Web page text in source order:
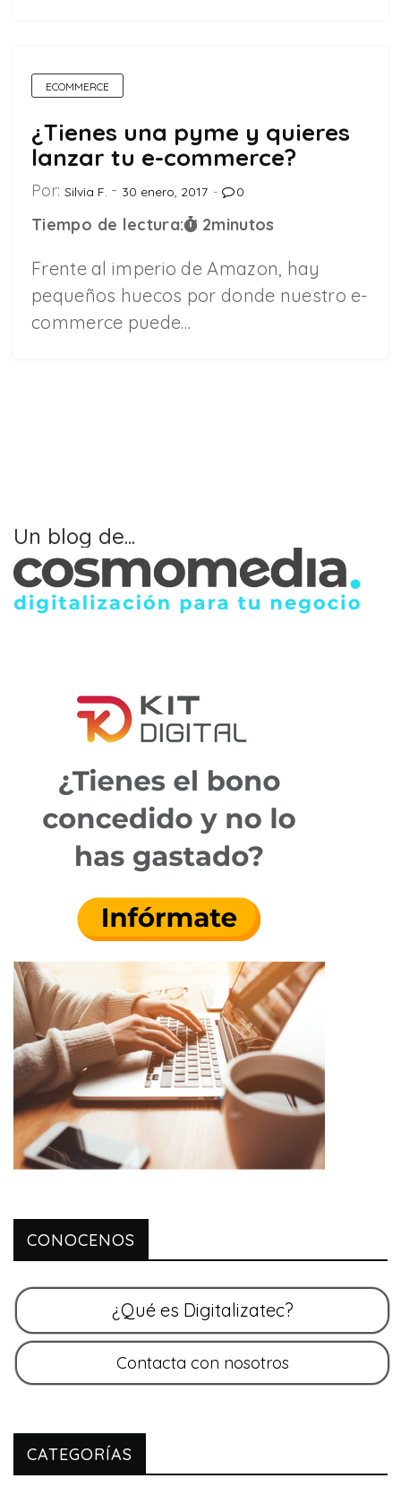
ECOMMERCE
¿Tienes una pyme y quieres
lanzar tu e-commerce?
Por: Silvia F. 30 enero, 2017 0
Tiempo de lectura: 2minutos
Frente al imperio de Amazon, hay
pequeños huecos por donde nuestro e-
commerce puede…
Un blog de...
CONOCENOS
CATEGORÍAS